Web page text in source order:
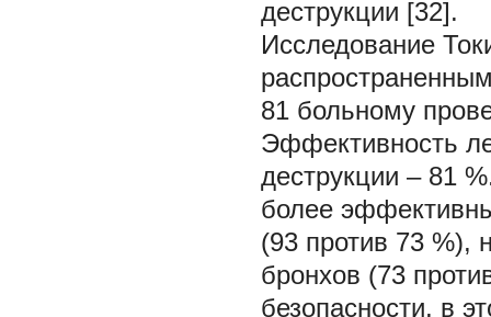
деструкции [32].
Исследование
81 больному
Эффективность
деструкции – 81
более
(93 против 73 %),
бронхов (73
безопасности, в